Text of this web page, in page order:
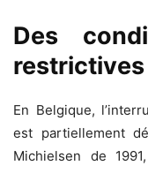
Des
restrictives
En Belgique,
est partiellement
Michielsen de